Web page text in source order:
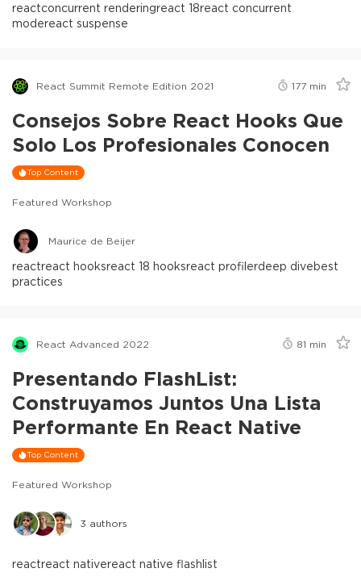
reactconcurrent renderingreact 18react concurrent
modereact suspense
React Summit Remote Edition 2021 177 min
Consejos Sobre React Hooks Que
Solo Los Profesionales Conocen
Top Content
Featured Workshop
Maurice de Beijer
reactreact hooksreact 18 hooksreact profilerdeep divebest
practices
React Advanced 2022 81 min
Presentando FlashList:
Construyamos Juntos Una Lista
Performante En React Native
Top Content
Featured Workshop
3 authors
reactreact nativereact native flashlist